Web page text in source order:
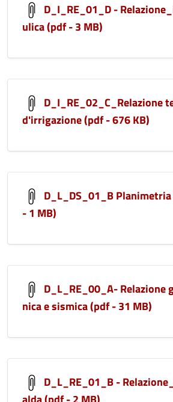
D_I_RE_01_D -
ulica (pdf - 3 MB)
D_I_RE_02_C_Relazione
d'irrigazione (pdf - 676 KB)
D_L_DS_01_B
- 1 MB)
D_L_RE_00_A- Relazione
nica e sismica (pdf - 31 MB)
D_L_RE_01_B -